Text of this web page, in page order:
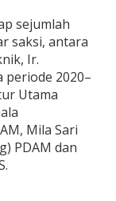
sejumlah
saksi, antara
Ir.
2020–
Utama
Mila Sari
PDAM dan